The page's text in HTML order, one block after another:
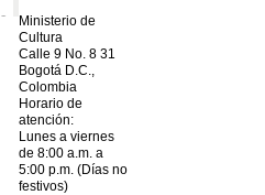
Ministerio de
Cultura
Calle 9 No. 8 31
Bogotá D.C.,
Colombia
Horario de
atención:
Lunes a viernes
de 8:00 a.m. a
5:00 p.m. (Días no
festivos)